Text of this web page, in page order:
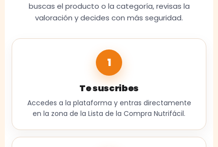
buscas el producto o la categoría, revisas la
valoración y decides con más seguridad.
1
Te suscribes
Accedes a la plataforma y entras directamente
en la zona de la Lista de la Compra Nutrifácil.